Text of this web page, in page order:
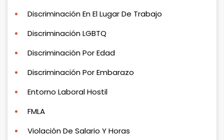
Discriminación En El Lugar De Trabajo
Discriminación LGBTQ
Discriminación Por Edad
Discriminación Por Embarazo
Entorno Laboral Hostil
FMLA
Violación De Salario Y Horas